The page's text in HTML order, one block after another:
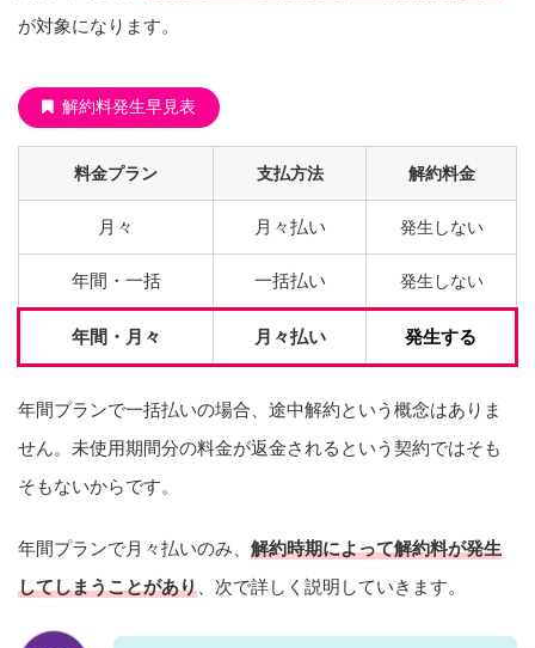
が対象になります。
解約料発生早見表
料金プラン 支払方法 解約料金
月々 月々払い 発生しない
年間・一括 一括払い 発生しない
年間・月々 月々払い 発生する
年間プランで一括払いの場合、途中解約という概念はありま
せん。未使用期間分の料金が返金されるという契約ではそも
そもないからです。
年間プランで月々払いのみ、 解約時期によって解約料が発生
してしまうことがあり、次で詳しく説明していきます。